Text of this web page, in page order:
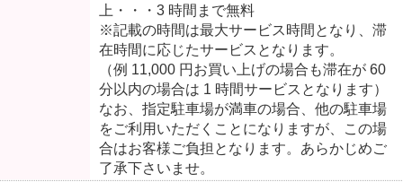
上・・・3 時間まで無料
※記載の時間は最大サービス時間となり、滞
在時間に応じたサービスとなります。
（例 11,000 円お買い上げの場合も滞在が 60
分以内の場合は 1 時間サービスとなります）
なお、指定駐車場が満車の場合、他の駐車場
をご利用いただくことになりますが、この場
合はお客様ご負担となります。あらかじめご
了承下さいませ。